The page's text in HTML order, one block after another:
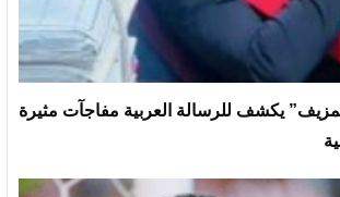
يكشف للرسالة العربية مفاجآت مثيرة